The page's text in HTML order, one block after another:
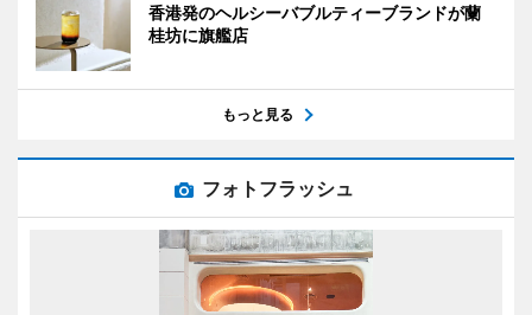
香港発のヘルシーバブルティーブランドが蘭
桂坊に旗艦店
もっと見る
フォトフラッシュ